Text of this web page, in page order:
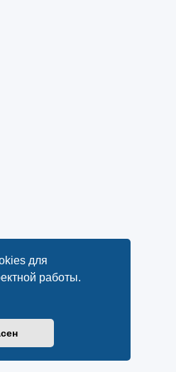
для
работы.